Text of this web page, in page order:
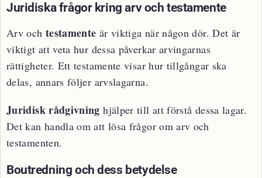
Juridiska frågor kring arv och testamente
Arv och testamente är viktiga när någon dör. Det är
viktigt att veta hur dessa påverkar arvingarnas
rättigheter. Ett testamente visar hur tillgångar ska
delas, annars följer arvslagarna.
Juridisk rådgivning hjälper till att förstå dessa lagar.
Det kan handla om att lösa frågor om arv och
testamenten.
Boutredning och dess betydelse